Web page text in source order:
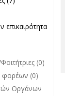
filter
στην
επικαιρότητα
(0)
φορέων (0)
Οργάνων